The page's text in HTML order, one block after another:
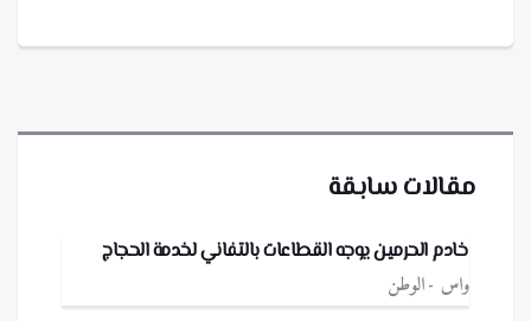
مقالات سابقة
خادم الحرمين يوجه القطاعات بالتفاني لخدمة الحجاج
واس الوطن